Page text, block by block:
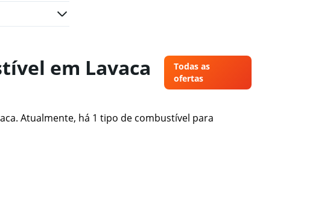
em Lavaca
Todas as
ofertas
Atualmente, há 1 tipo de combustível para